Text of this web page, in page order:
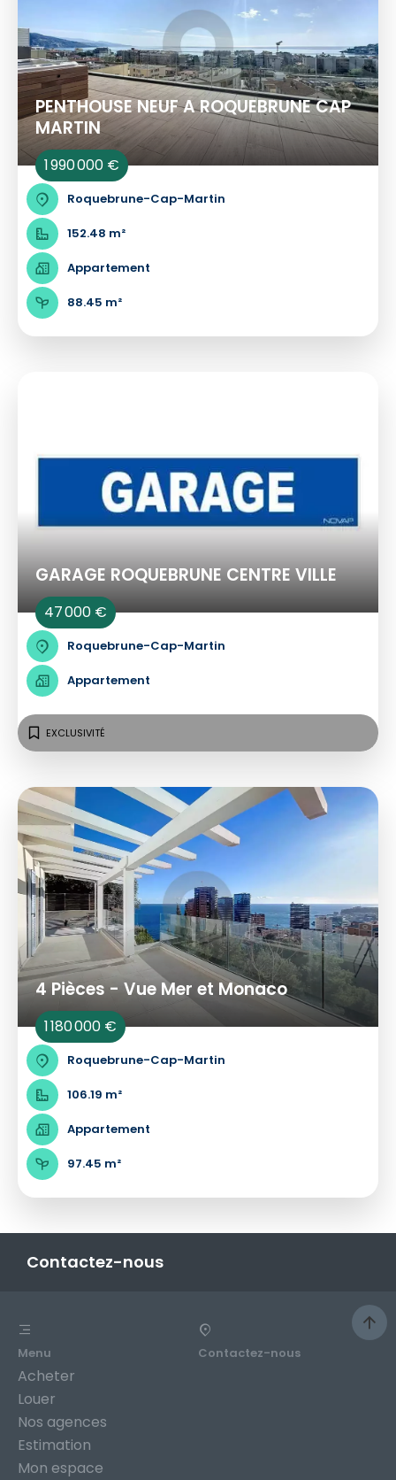
PENTHOUSE NEUF A ROQUEBRUNE CAP
MARTIN
1 990 000 €
Roquebrune-Cap-Martin
152.48 m²
Appartement
88.45 m²
GARAGE ROQUEBRUNE CENTRE VILLE
47 000 €
Roquebrune-Cap-Martin
Appartement
EXCLUSIVITÉ
4 Pièces - Vue Mer et Monaco
1 180 000 €
Roquebrune-Cap-Martin
106.19 m²
Appartement
97.45 m²
Contactez-nous
Menu
Acheter
Louer
Nos agences
Estimation
Mon espace
Contactez-nous